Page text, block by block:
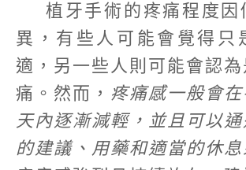
植牙手術的疼痛程度因
異，有些人可能會覺得只
適，另一些人則可能會認
痛。然而， 疼痛感一般會
天內逐漸減輕，並且可以
的建議、用藥和適當的休